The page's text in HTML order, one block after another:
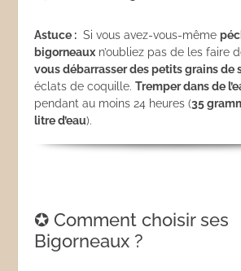
Astuce : Si vous avez-vous-même
bigorneaux n’oubliez pas de les faire
vous débarrasser des petits grains de
éclats de coquille.Tremper dans de
pendant au moins 24 heures (35
litre d’eau).
✪ Comment choisir ses
Bigorneaux ?